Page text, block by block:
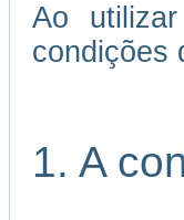
Ao
condições
1. A